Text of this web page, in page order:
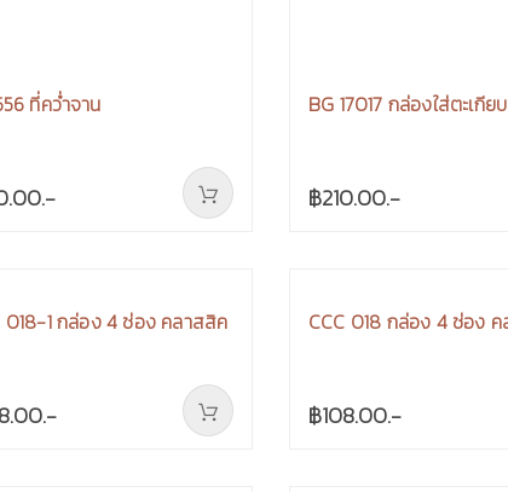
ที่คว่ำจาน BG 17017 กล่องใส่ตะเกียบ
฿210.00.-